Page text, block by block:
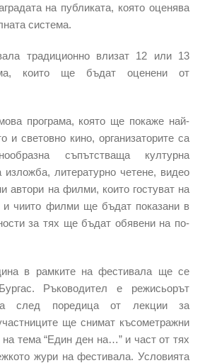
на публиката, която оценява
система.
традиционно влизат 12 или 13
които ще бъдат оценени от
програма, която ще покаже най-
и световно кино, организаторите са
съпътстваща културна
литературно четене, видео
автори на филми, които гостуват на
и чиито филми ще бъдат показани в
за тях ще бъдат обявени на по-
в рамките на фестивала ще се
Ръководител е режисьорът
след поредица от лекции за
ще снимат късометражни
тема “Един ден на…” и част от тях
жури на фестивала. Условията